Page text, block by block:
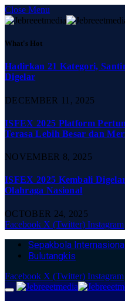
Close Menu
What's Hot
Hadirkan 21 Kategori,
Digelar
DECEMBER 11, 2025
ISFEX 2025 Platform
Terasa Lebih Besar dan
NOVEMBER 8, 2025
ISFEX 2025 Kembali
Olahraga Nasional
OCTOBER 24, 2025
Facebook X (Twitter) Instagram
Sepakbola
Bulutangkis
Facebook X (Twitter) Instagram